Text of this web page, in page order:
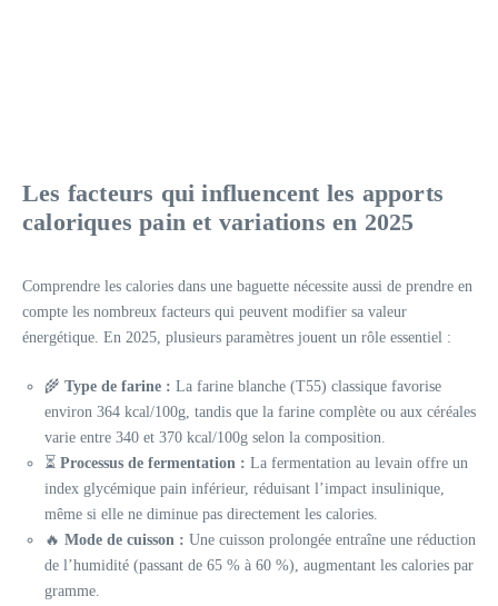
Les facteurs qui influencent les apports
caloriques pain et variations en 2025
Comprendre les calories dans une baguette nécessite aussi de prendre en
compte les nombreux facteurs qui peuvent modifier sa valeur
énergétique. En 2025, plusieurs paramètres jouent un rôle essentiel :
🌾 Type de farine : La farine blanche (T55) classique favorise
environ 364 kcal/100g, tandis que la farine complète ou aux céréales
varie entre 340 et 370 kcal/100g selon la composition.
⏳ Processus de fermentation : La fermentation au levain offre un
index glycémique pain inférieur, réduisant l’impact insulinique,
même si elle ne diminue pas directement les calories.
🔥 Mode de cuisson : Une cuisson prolongée entraîne une réduction
de l’humidité (passant de 65 % à 60 %), augmentant les calories par
gramme.